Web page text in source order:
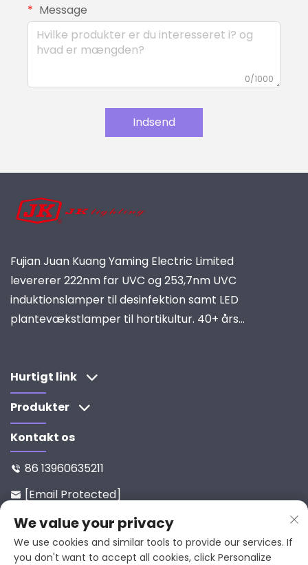
Message
0/1000
Indsend
Fujian Juan Kuang Yaming Electric Limited
levererer 222nm far UVC og 253,7nm UVC
induktionslamper til desinfektion samt LED
plantevækstlamper til hortikultur. 40+ års
Udforsk vores forskningdrevne løsninger.
Hurtigt link
Produkter
Kontakt os
 86 13960635211
 [email Protected]

Nr. 65-9, Xixi Vej, Yanping, Fujian,
353001, Kina
We value your privacy
We use cookies and similar tools to provide our services. If
you don't want to accept all cookies, click Personalize